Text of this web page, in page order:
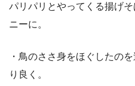
パリパリとやってくる揚げ
ニーに。
・鳥のささ身をほぐしたの
り良く。